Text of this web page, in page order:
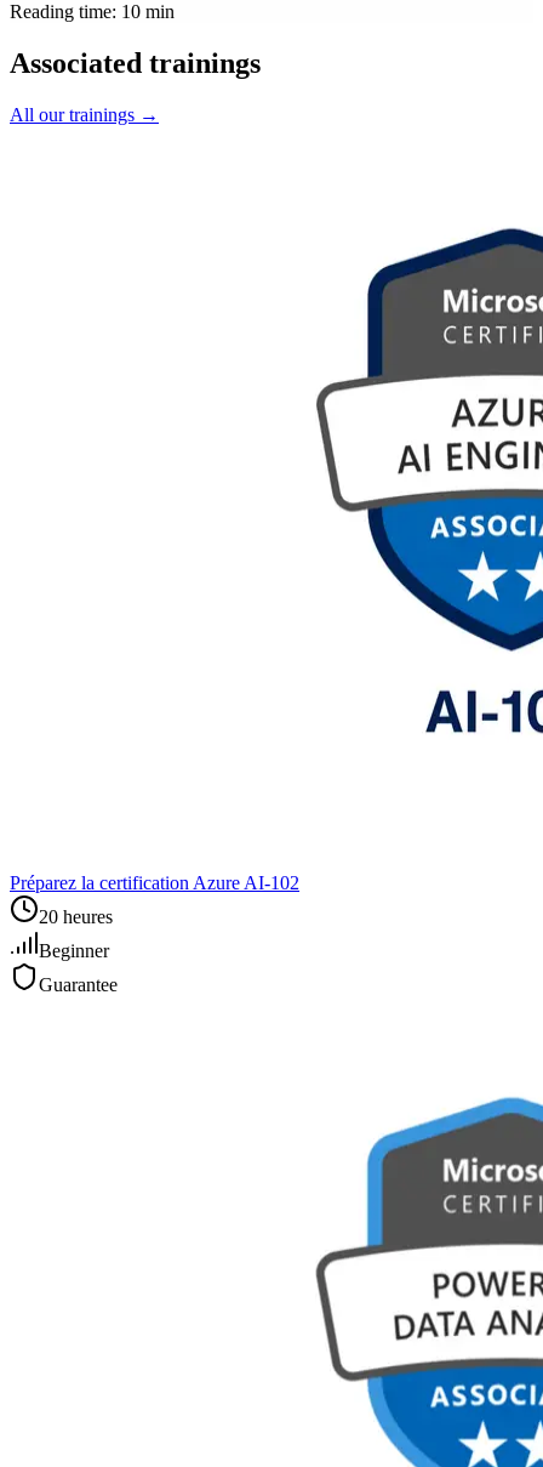
Reading time: 10 min
Associated trainings
All our trainings →
Préparez la certification Azure AI‑102
20 heures
Beginner
Guarantee